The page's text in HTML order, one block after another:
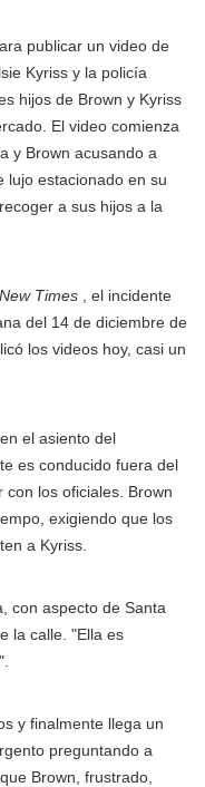
publicar un video de
Kyriss y la policía
hijos de Brown y Kyriss
El video comienza
y Brown acusando a
lujo estacionado en su
a sus hijos a la
New Times , el incidente
del 14 de diciembre de
los videos hoy, casi un
el asiento del
es conducido fuera del
los oficiales. Brown
exigiendo que los
a Kyriss.
con aspecto de Santa
la calle. "Ella es
y finalmente llega un
preguntando a
Brown, frustrado,